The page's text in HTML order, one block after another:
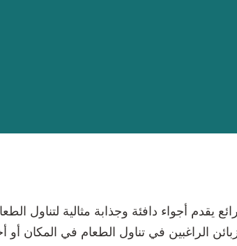
يقدم أجواء دافئة وجذابة مثالية لتناول
الراغبين في تناول الطعام في المكان